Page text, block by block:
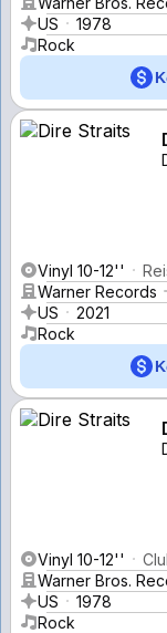
US
1978
Rock
Vinyl 10-12''
Warner Records
US
2021
Rock
Vinyl 10-12''
Warner Bros.
US
1978
Rock